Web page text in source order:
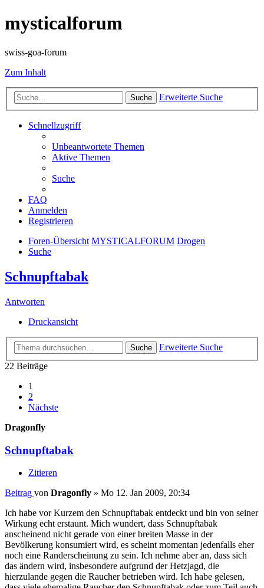
mysticalforum
swiss-goa-forum
Zum Inhalt
Suche Erweiterte Suche
Schnellzugriff
Unbeantwortete Themen
Aktive Themen
Suche
FAQ
Anmelden
Registrieren
Foren-Übersicht MYSTICALFORUM Drogen
Suche
Schnupftabak
Antworten
Druckansicht
Suche
Erweiterte Suche
22 Beiträge
1
2
Nächste
Dragonfly
Schnupftabak
Zitieren
Beitrag von Dragonfly » Mo 12. Jan 2009, 20:34
Ich habe vor Kurzem den Schnupftabak entdeckt und bin von seiner
Wirkung echt erstaunt. Mich wundert, dass Schnupftabak
anscheinend nicht gerade von einer breiten Masse in der
Bevölkerung konsumiert wird, es scheint momentan jedenfalls eher
noch eine Randerscheinung zu sein. Ich nehme aber an, dass sich
das ändern wird, insbesondere aufgrund der Hetzjagd, die
hierzulande gegen die Raucher betrieben wird. Ich habe gelesen,